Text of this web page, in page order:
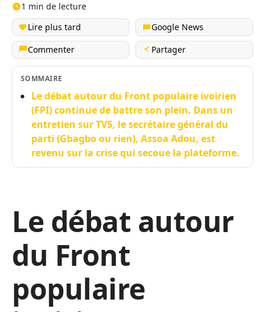
1 min de lecture
Lire plus tard
Google News
Commenter
Partager
SOMMAIRE
Le débat autour du Front populaire ivoirien
(FPI) continue de battre son plein. Dans un
entretien sur TV5, le secrétaire général du
parti (Gbagbo ou rien), Assoa Adou, est
revenu sur la crise qui secoue la plateforme.
Le débat autour
du Front
populaire